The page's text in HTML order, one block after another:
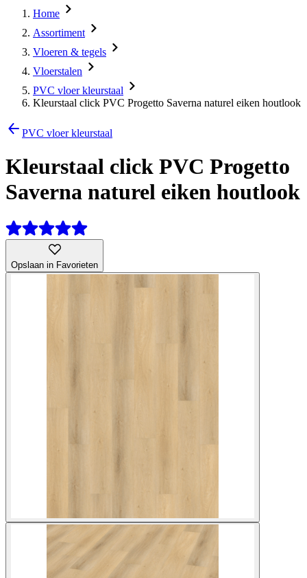
Home
Assortiment
Vloeren & tegels
Vloerstalen
PVC vloer kleurstaal
Kleurstaal click PVC Progetto Saverna naturel eiken houtlook
PVC vloer kleurstaal
Kleurstaal click PVC Progetto
Saverna naturel eiken houtlook
Opslaan in Favorieten